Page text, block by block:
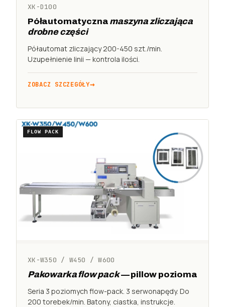
XK-D100
Półautomatyczna maszyna zliczająca
drobne części
Półautomat zliczający 200-450 szt./min.
Uzupełnienie linii — kontrola ilości.
ZOBACZ SZCZEGÓŁY
FLOW PACK
XK-W350 / W450 / W600
Pakowarka flow pack— pillow pozioma
Seria 3 poziomych flow-pack. 3 serwonapędy. Do
200 torebek/min. Batony, ciastka, instrukcje.